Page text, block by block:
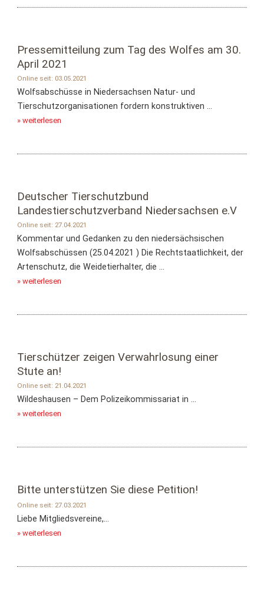
Pressemitteilung zum Tag des Wolfes am 30.
April 2021
Online seit: 03.05.2021
Wolfsabschüsse in Niedersachsen Natur- und
Tierschutzorganisationen fordern konstruktiven ...
» weiterlesen
Deutscher Tierschutzbund
Landestierschutzverband Niedersachsen e.V
Online seit: 27.04.2021
Kommentar und Gedanken zu den niedersächsischen
Wolfsabschüssen (25.04.2021 ) Die Rechtstaatlichkeit, der
Artenschutz, die Weidetierhalter, die ...
» weiterlesen
Tierschützer zeigen Verwahrlosung einer
Stute an!
Online seit: 21.04.2021
Wildeshausen – Dem Polizeikommissariat in ...
» weiterlesen
Bitte unterstützen Sie diese Petition!
Online seit: 27.03.2021
Liebe Mitgliedsvereine,...
» weiterlesen